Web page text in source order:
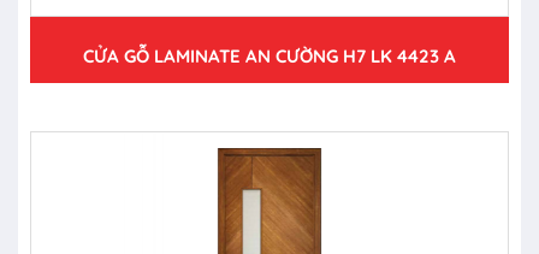
CỬA GỖ LAMINATE AN CƯỜNG H7 LK 4423 A